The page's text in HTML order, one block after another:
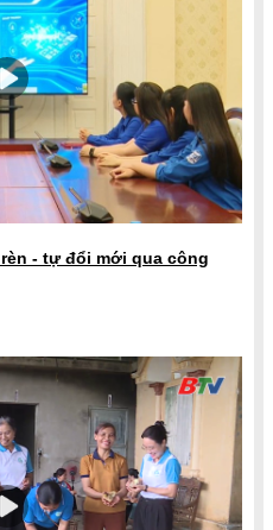
- tự đổi mới qua công